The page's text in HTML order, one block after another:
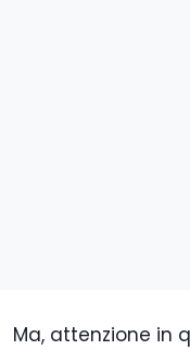
Ma, attenzione in